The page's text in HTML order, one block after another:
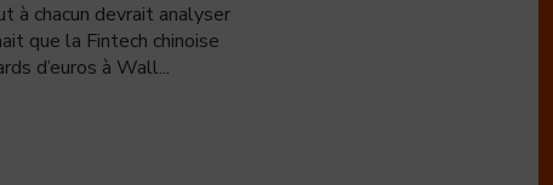
à chacun devrait analyser
que la Fintech chinoise
d’euros à Wall...